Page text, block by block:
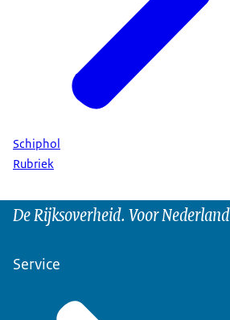
Schiphol
Rubriek
De Rijksoverheid. Voor Nederland
Service